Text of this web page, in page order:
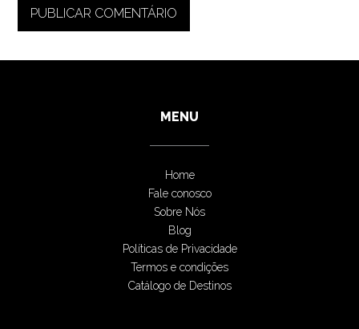
MENU
Home
Fale conosco
Sobre Nós
Blog
Políticas de Privacidade
Termos e condições
Catálogo de Destinos